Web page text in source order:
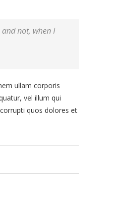
not, when I
ullam corporis
vel illum qui
quos dolores et